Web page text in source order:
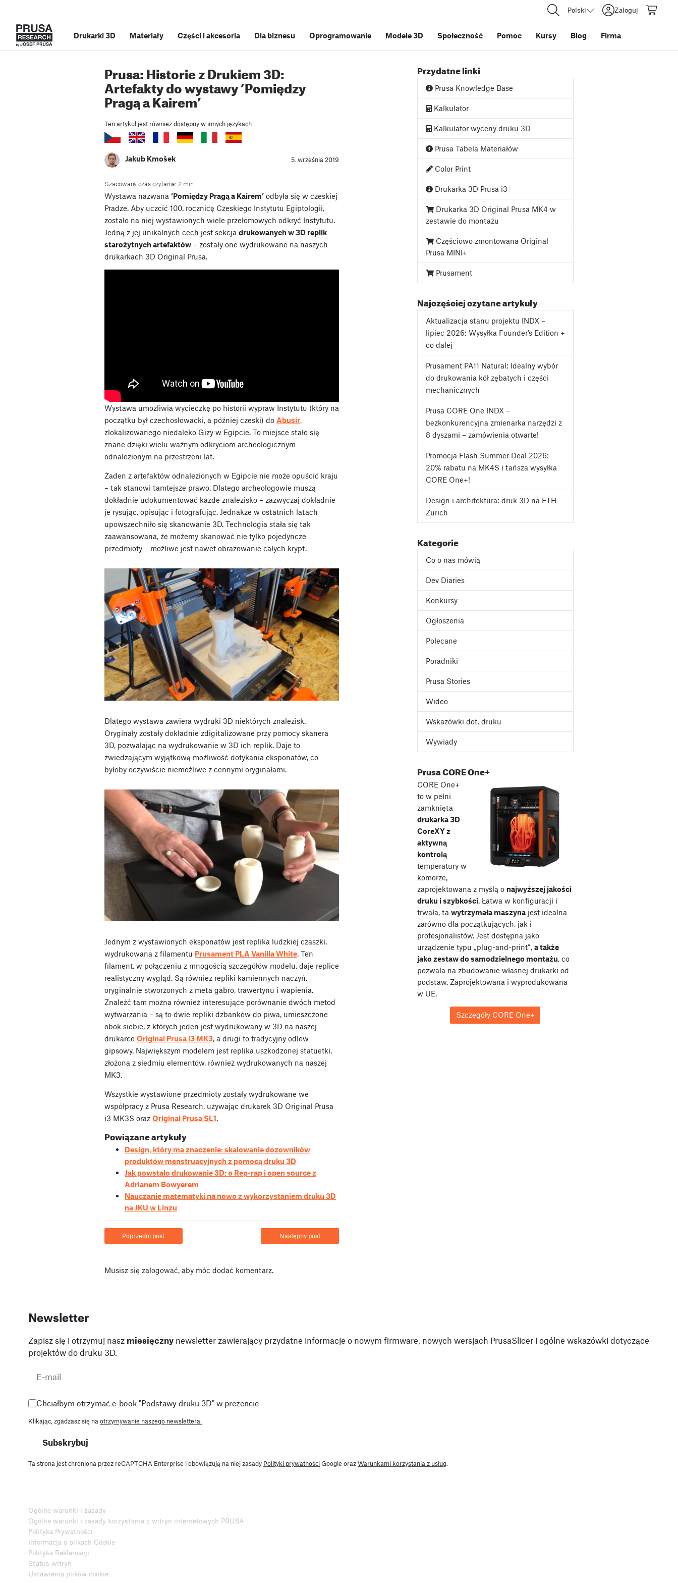
Polski Zaloguj
Drukarki 3D Materiały Części i akcesoria Dla biznesu Oprogramowanie Modele 3D Społeczność Pomoc Kursy Blog Firma
Prusa: Historie z Drukiem 3D:
Artefakty do wystawy ’Pomiędzy
Pragą a Kairem’
Ten artykuł jest również dostępny w innych językach:
Jakub Kmošek 5. września 2019
Szacowany czas czytania: 2 min
Wystawa nazwana ’Pomiędzy Pragą a Kairem’ odbyła się w czeskiej
Pradze. Aby uczcić 100. rocznicę Czeskiego Instytutu Egiptologii,
zostało na niej wystawionych wiele przełomowych odkryć Instytutu.
Jedną z jej unikalnych cech jest sekcja drukowanych w 3D replik
starożytnych artefaktów – zostały one wydrukowane na naszych
drukarkach 3D Original Prusa.
Wystawa umożliwia wycieczkę po historii wypraw Instytutu (który na
początku był czechosłowacki, a później czeski) do Abusir,
zlokalizowanego niedaleko Gizy w Egipcie. To miejsce stało się
znane dzięki wielu ważnym odkryciom archeologicznym
odnalezionym na przestrzeni lat.
Żaden z artefaktów odnalezionych w Egipcie nie może opuścić kraju
– tak stanowi tamtejsze prawo. Dlatego archeologowie muszą
dokładnie udokumentować każde znalezisko – zazwyczaj dokładnie
je rysując, opisując i fotografując. Jednakże w ostatnich latach
upowszechniło się skanowanie 3D. Technologia stała się tak
zaawansowana, że możemy skanować nie tylko pojedyncze
przedmioty – możliwe jest nawet obrazowanie całych krypt.
Dlatego wystawa zawiera wydruki 3D niektórych znalezisk.
Oryginały zostały dokładnie zdigitalizowane przy pomocy skanera
3D, pozwalając na wydrukowanie w 3D ich replik. Daje to
zwiedzającym wyjątkową możliwość dotykania eksponatów, co
byłoby oczywiście niemożliwe z cennymi oryginałami.
Jednym z wystawionych eksponatów jest replika ludzkiej czaszki,
wydrukowana z filamentu Prusament PLA Vanilla White. Ten
filament, w połączeniu z mnogością szczegółów modelu, daje replice
realistyczny wygląd. Są również repliki kamiennych naczyń,
oryginalnie stworzonych z meta gabro, trawertynu i wapienia.
Znaleźć tam można również interesujące porównanie dwóch metod
wytwarzania – są to dwie repliki dzbanków do piwa, umieszczone
obok siebie, z których jeden jest wydrukowany w 3D na naszej
drukarce Original Prusa i3 MK3, a drugi to tradycyjny odlew
gipsowy. Największym modelem jest replika uszkodzonej statuetki,
złożona z siedmiu elementów, również wydrukowanych na naszej
MK3.
Wszystkie wystawione przedmioty zostały wydrukowane we
współpracy z Prusa Research, używając drukarek 3D Original Prusa
i3 MK3S oraz Original Prusa SL1.
Powiązane artykuły
Design, który ma znaczenie: skalowanie dozowników
produktów menstruacyjnych z pomocą druku 3D
Jak powstało drukowanie 3D: o Rep-rap i open source z
Adrianem Bowyerem
Nauczanie matematyki na nowo z wykorzystaniem druku 3D
na JKU w Linzu
Poprzedni post Następny post
Musisz się zalogować, aby móc dodać komentarz.
Przydatne linki
Prusa Knowledge Base
Kalkulator
Kalkulator wyceny druku 3D
Prusa Tabela Materiałów
Color Print
Drukarka 3D Prusa i3
Drukarka 3D Original Prusa MK4 w
zestawie do montażu
Częściowo zmontowana Original
Prusa MINI+
Prusament
Najczęściej czytane artykuły
Aktualizacja stanu projektu INDX –
lipiec 2026: Wysyłka Founder’s Edition +
co dalej
Prusament PA11 Natural: Idealny wybór
do drukowania kół zębatych i części
mechanicznych
Prusa CORE One INDX –
bezkonkurencyjna zmienarka narzędzi z
8 dyszami – zamówienia otwarte!
Promocja Flash Summer Deal 2026:
20% rabatu na MK4S i tańsza wysyłka
CORE One+!
Design i architektura: druk 3D na ETH
Zurich
Kategorie
Co o nas mówią
Dev Diaries
Konkursy
Ogłoszenia
Polecane
Poradniki
Prusa Stories
Wideo
Wskazówki dot. druku
Wywiady
Prusa CORE One+
CORE One+
to w pełni
zamknięta
drukarka 3D
CoreXY z
aktywną
kontrolą
temperatury w
komorze,
zaprojektowana z myślą o najwyższej jakości
druku i szybkości. Łatwa w konfiguracji i
trwała, ta wytrzymała maszynajest idealna
zarówno dla początkujących, jak i
profesjonalistów. Jest dostępna jako
urządzenie typu „plug-and-print”, a także
jako zestaw do samodzielnego montażu, co
pozwala na zbudowanie własnej drukarki od
podstaw. Zaprojektowana i wyprodukowana
w UE.
Szczegóły CORE One+
Newsletter
Zapisz się i otrzymuj nasz miesięczny newsletter zawierający przydatne informacje o nowym firmware, nowych wersjach PrusaSlicer i ogólne wskazówki dotyczące
projektów do druku 3D.
Chciałbym otrzymać e-book "Podstawy druku 3D" w prezencie
Klikając, zgadzasz się na otrzymywanie naszego newslettera.
Subskrybuj
Ta strona jest chroniona przez reCAPTCHA Enterprise i obowiązują na niej zasady Polityki prywatnościGoogle orazWarunkami korzystania z usług
Ogólne warunki i zasady
Ogólne warunki i zasady korzystania z witryn internetowych PRUSA
Polityka Prywatności
Informacja o plikach Cookie
Polityka Reklamacji
Status witryn
Ustawienia plików cookie